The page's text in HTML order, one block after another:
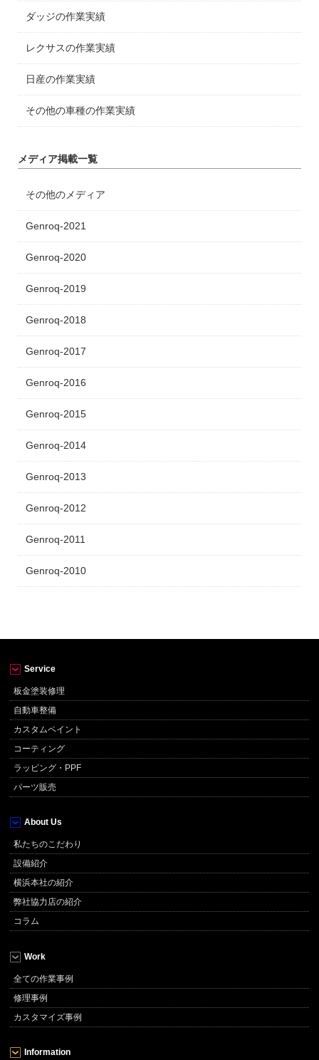
ダッジの作業実績
レクサスの作業実績
日産の作業実績
その他の車種の作業実績
メディア掲載一覧
その他のメディア
Genroq-2021
Genroq-2020
Genroq-2019
Genroq-2018
Genroq-2017
Genroq-2016
Genroq-2015
Genroq-2014
Genroq-2013
Genroq-2012
Genroq-2011
Genroq-2010
Service
板金塗装修理
自動車整備
カスタムペイント
コーティング
ラッピング・PPF
パーツ販売
About Us
私たちのこだわり
設備紹介
横浜本社の紹介
弊社協力店の紹介
コラム
Work
全ての作業事例
修理事例
カスタマイズ事例
Information